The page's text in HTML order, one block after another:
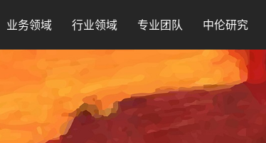
业务领域 行业领域 专业团队 中伦研究